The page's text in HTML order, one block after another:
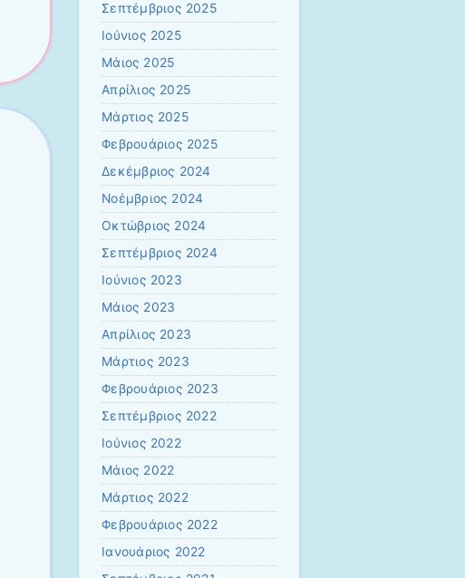
Σεπτέμβριος 2025
Ιούνιος 2025
Μάιος 2025
Απρίλιος 2025
Μάρτιος 2025
Φεβρουάριος 2025
Δεκέμβριος 2024
Νοέμβριος 2024
Οκτώβριος 2024
Σεπτέμβριος 2024
Ιούνιος 2023
Μάιος 2023
Απρίλιος 2023
Μάρτιος 2023
Φεβρουάριος 2023
Σεπτέμβριος 2022
Ιούνιος 2022
Μάιος 2022
Μάρτιος 2022
Φεβρουάριος 2022
Ιανουάριος 2022